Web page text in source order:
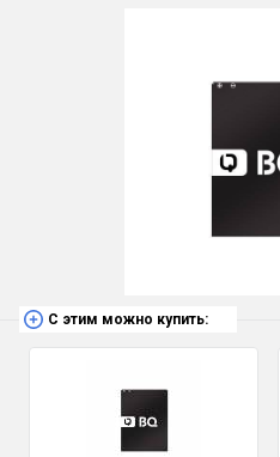
С этим можно купить: